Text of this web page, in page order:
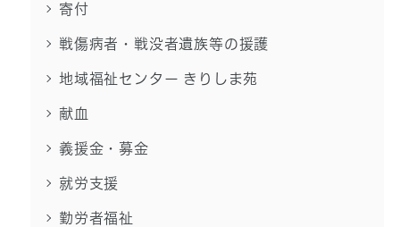
寄付
戦傷病者・戦没者遺族等の援護
地域福祉センター きりしま苑
献血
義援金・募金
就労支援
勤労者福祉